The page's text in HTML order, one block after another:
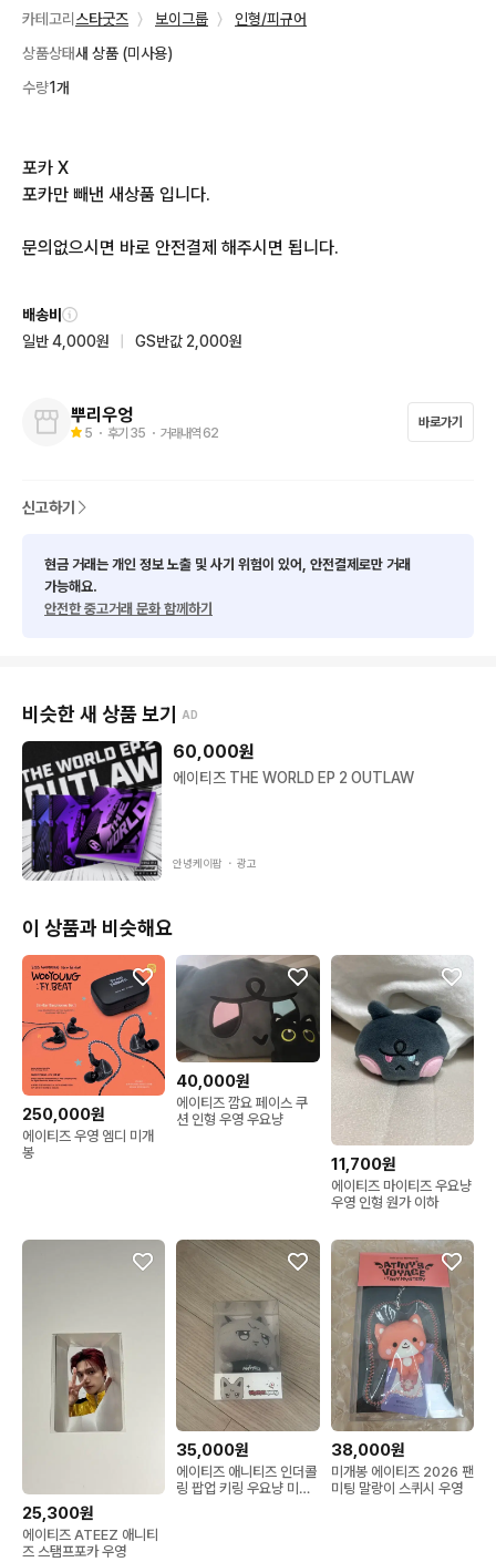
카테고리 스타굿즈 〉 보이그룹 〉
인형/피규어
상품상태새 상품 (미사용)
수량1개
포카 X
포카만 빼낸 새상품 입니다.
문의없으시면 바로 안전결제 해주시면 됩니다.
배송비
일반 4,000원
GS반값 2,000원
뿌리우엉
5 ・ 후기 35 ・ 거래내역 62
바로가기
신고하기
현금 거래는 개인 정보 노출 및 사기 위험이 있어, 안전결제로만 거래
가능해요.
안전한 중고거래 문화 함께하기
비슷한 새 상품 보기 AD
60,000원
에이티즈 THE WORLD EP 2 OUTLAW
안녕케이팝 ・ 광고
이 상품과 비슷해요
250,000원
에이티즈 우영 엠디 미개
봉
40,000원
에이티즈 깜요 페이스 쿠
션 인형 우영 우요냥
11,700원
에이티즈 마이티즈 우요냥
우영 인형 원가 이하
25,300원
에이티즈 ATEEZ 애니티
즈 스탬프포카 우영
35,000원
에이티즈 애니티즈 인더콜
링 팝업 키링 우요냥 미개
38,000원
미개봉 에이티즈 2026 팬
미팅 말랑이 스퀴시 우영